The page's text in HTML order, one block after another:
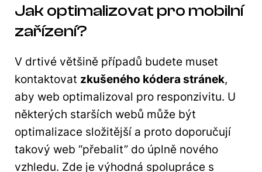
Jak optimalizovat pro mobilní
zařízení?
V drtivé většině případů budete muset
kontaktovat zkušeného kódera stránek,
aby web optimalizoval pro responzivitu. U
některých starších webů může být
optimalizace složitější a proto doporučují
takový web “přebalit” do úplně nového
vzhledu. Zde je výhodná spolupráce s